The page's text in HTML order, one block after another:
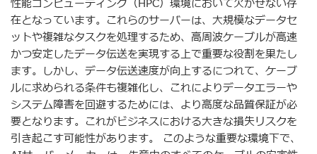
性能コンピューティング（HPC）環境において欠かせない存
在となっています。これらのサーバーは、大規模なデータセ
ットや複雑なタスクを処理するため、高周波ケーブルが高速
かつ安定したデータ伝送を実現する上で重要な役割を果たし
ます。しかし、データ伝送速度が向上するにつれて、ケーブ
ルに求められる条件も複雑化し、これによりデータエラーや
システム障害を回避するためには、より高度な品質保証が必
要となります。これがビジネスにおける大きな損失リスクを
引き起こす可能性があります。 このような重要な環境下で、